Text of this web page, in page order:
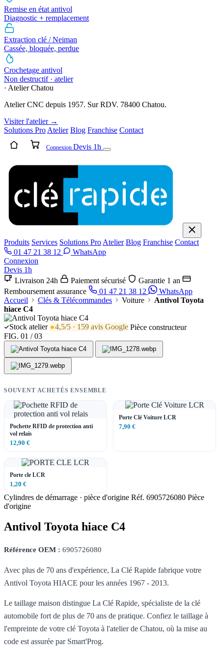
Remise en état antivol
Diagnostic + remplacement
Extraction clé / Neiman
Cassée, bloquée, perdue
Crochetage antivol
Non destructif · atelier
· Atelier Chatou
Atelier CNC depuis 1957. Sur RDV. 78400 Chatou.
Visiter l'atelier →
Solutions Pro Atelier Blog Franchise Contact
Connexion Devis 1h
Produits Services Solutions Pro Atelier Blog Franchise Contact
01 47 21 38 12
WhatsApp
Connexion
Devis 1h
Livraison 24h
Paiement sécurisé
Garantie 1 an
Remboursement assurance
01 47 21 38 12
WhatsApp
Accueil
Clés & Télécommandes Voiture
Antivol Toyota
hiace C4
Stock atelier 4,5/5 · 159 avis Google Pièce constructeur
FIG. 01 / 03
SOUVENT ACHETÉS ENSEMBLE
Pochette RFID de protection anti
vol relais
12,90 €
Porte Clé Voiture LCR
7,90 €
Porte cle LCR
1,20 €
Cylindres de démarrage · pièce d'origine Réf. 6905726080 Pièce
d'origine
Antivol Toyota hiace C4
Référence OEM : 6905726080
Avec plus de 70 ans d'expérience, La Clé Rapide fabrique votre
Antivol Toyota HIACE pour les années 1967 - 2013.
Le taillage maison distingue La Clé Rapide, spécialiste de la clé
automobile fort de plus de 70 ans de pratique. Confiez le taillage à
l'empreinte de votre clé Toyota à l'atelier de Chatou, où la mise au
code est assurée par Smart'Prog.